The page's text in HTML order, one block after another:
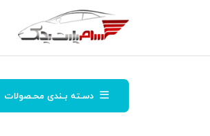
دسـته بـندی محـصولات